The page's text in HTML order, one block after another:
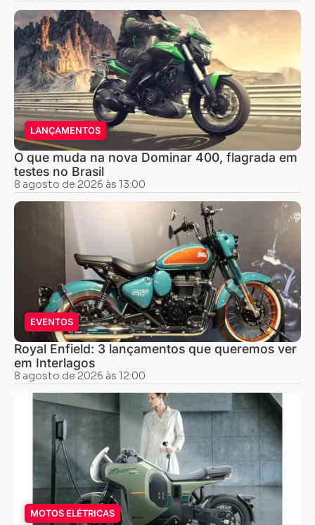
LANÇAMENTOS
O que muda na nova Dominar 400, flagrada em
testes no Brasil
8 agosto de 2026 às 13:00
EVENTOS
Royal Enfield: 3 lançamentos que queremos ver
em Interlagos
8 agosto de 2026 às 12:00
MOTOS ELÉTRICAS